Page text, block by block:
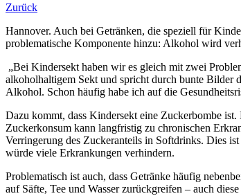
Zurück
Hannover. Auch bei Getränken, die speziell für
problematische Komponente hinzu: Alkohol wird
„Bei Kindersekt haben wir es gleich mit zwei
alkoholhaltigem Sekt und spricht durch bunte Bilder
Alkohol. Schon häufig habe ich auf die
Dazu kommt, dass Kindersekt eine Zuckerbombe
Zuckerkonsum kann langfristig zu chronischen
Verringerung des Zuckeranteils in Softdrinks. Dies
würde viele Erkrankungen verhindern.
Problematisch ist auch, dass Getränke häufig
auf Säfte, Tee und Wasser zurückgreifen – auch